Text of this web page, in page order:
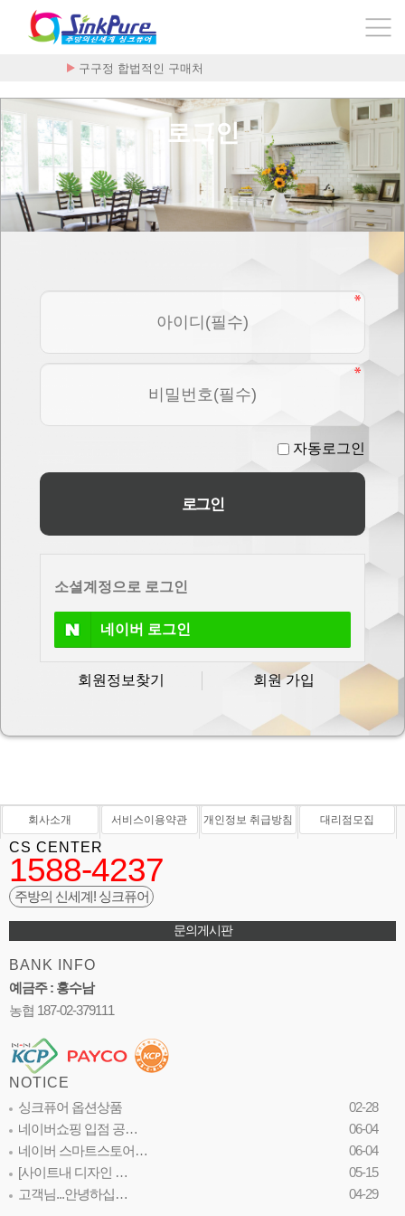
구구정 합법적인 구매처
로그인
자동로그인
소셜계정으로 로그인
네이버 로그인
회원정보찾기 회원 가입
회사소개 서비스이용약관 개인정보 취급방침 대리점모집
CS CENTER
1588-4237
주방의 신세계! 싱크퓨어
문의게시판
BANK INFO
예금주 : 홍수남
농협 187-02-379111
NOTICE
싱크퓨어 옵션상품
02-28
네이버쇼핑 입점 공…
06-04
네이버 스마트스토어…
06-04
[사이트내 디자인 …
05-15
고객님...안녕하십…
04-29